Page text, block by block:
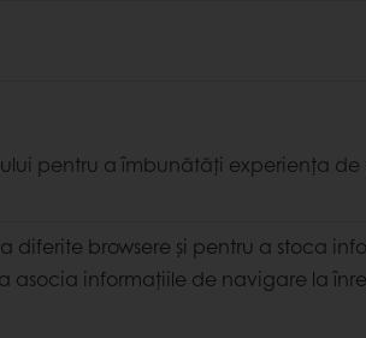
pentru a îmbunătăți experiența
browsere și pentru a stoca
informațiile de navigare la